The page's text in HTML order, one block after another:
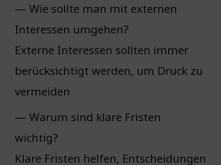
— Wie sollte man mit externen
Interessen umgehen?
Externe Interessen sollten immer
berücksichtigt werden, um Druck zu
vermeiden
— Warum sind klare Fristen
wichtig?
Klare Fristen helfen, Entscheidungen